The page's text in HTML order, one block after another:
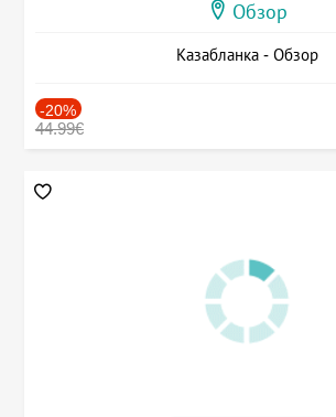
Обзор
Казабланка - Обзор
-20%
44.99€